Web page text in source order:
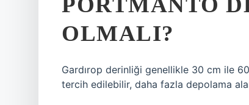
OLMALI?
Gardırop derinliği genellikle 30 cm ile
tercih edilebilir, daha fazla depolama